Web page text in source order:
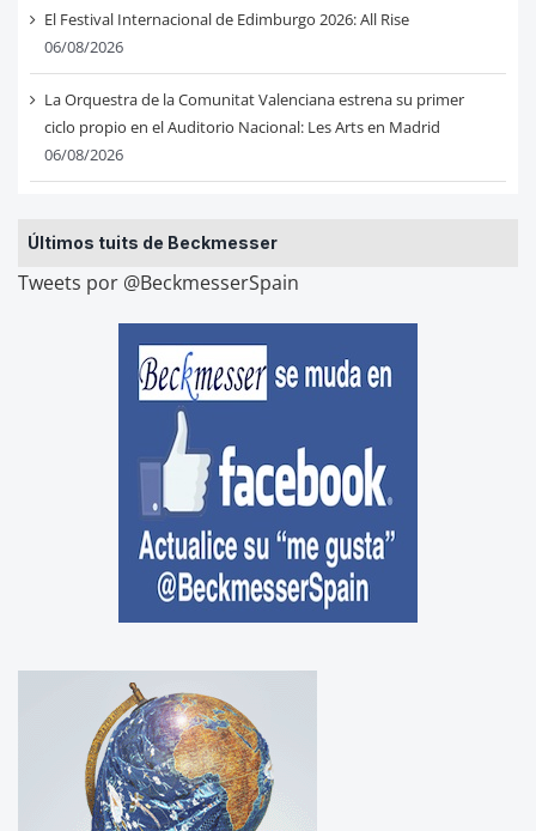
El Festival Internacional de Edimburgo 2026: All Rise
06/08/2026
La Orquestra de la Comunitat Valenciana estrena su primer
ciclo propio en el Auditorio Nacional: Les Arts en Madrid
06/08/2026
Últimos tuits de Beckmesser
Tweets por @BeckmesserSpain